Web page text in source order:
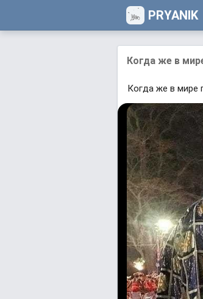
PRYANIK
Когда же в
Когда же в мире